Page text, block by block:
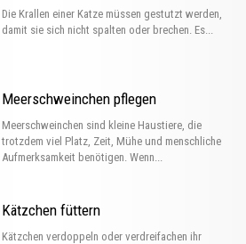
Die Krallen einer Katze müssen gestutzt werden,
damit sie sich nicht spalten oder brechen. Es...
Meerschweinchen pflegen
Meerschweinchen sind kleine Haustiere, die
trotzdem viel Platz, Zeit, Mühe und menschliche
Aufmerksamkeit benötigen. Wenn...
Kätzchen füttern
Kätzchen verdoppeln oder verdreifachen ihr